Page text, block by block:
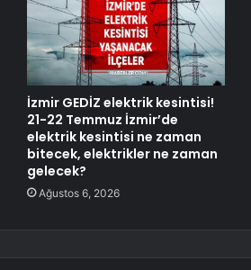
İzmir GEDİZ elektrik kesintisi!
21-22 Temmuz İzmir’de
elektrik kesintisi ne zaman
bitecek, elektrikler ne zaman
gelecek?
Ağustos 6, 2026